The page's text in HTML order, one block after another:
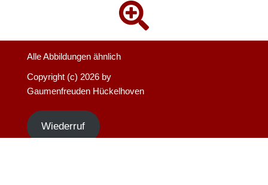
Alle Abbildungen ähnlich
Copyright (c) 2026 by
Gaumenfreuden Hückelhoven
Wiederruf